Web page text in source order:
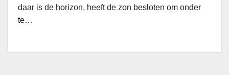
daar is de horizon, heeft de zon besloten om onder
te…